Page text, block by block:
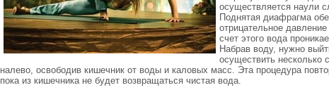
осуществляется наули
Поднятая диафрагма
отрицательное
счет этого вода
Набрав воду, нужно
осуществить несколько
налево, освободив кишечник от воды и каловых масс. Эта процедура
пока из кишечника не будет возвращаться чистая вода.